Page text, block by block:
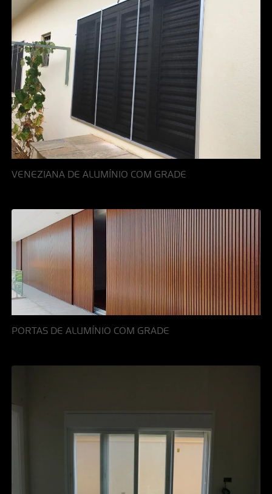
VENEZIANA DE ALUMÍNIO COM GRADE
PORTAS DE ALUMÍNIO COM GRADE